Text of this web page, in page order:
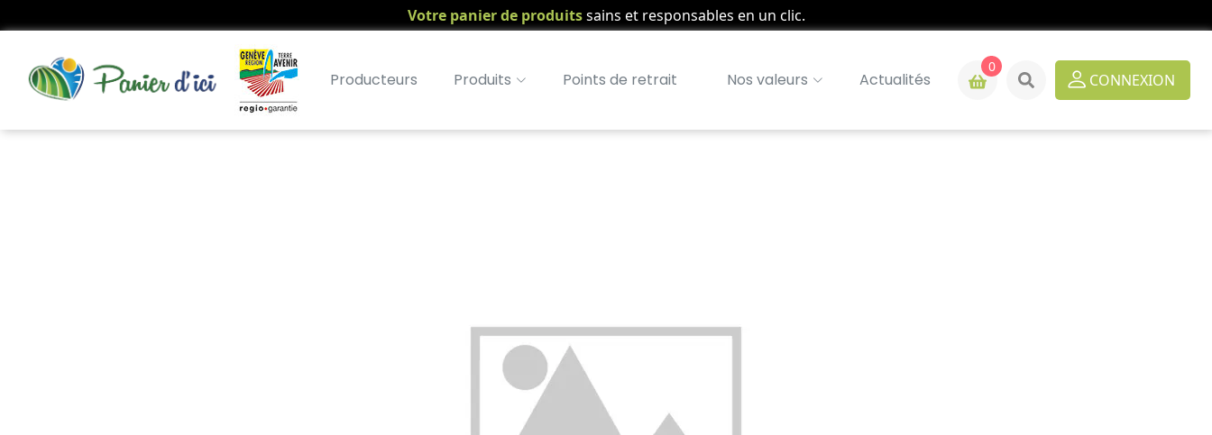
Votre panier de produitssains et responsables en un clic.
Producteurs Produits Points de retrait Nos valeurs Actualités
0
CONNEXION